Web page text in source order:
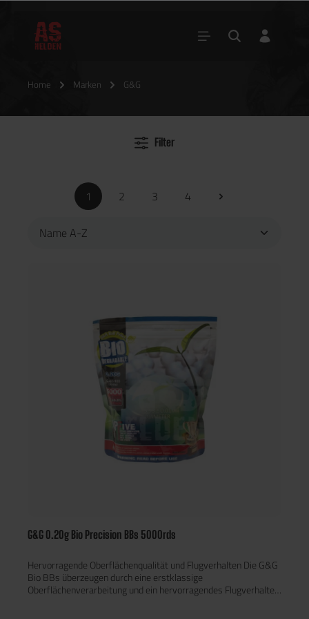
Home Marken G&G
Filter
1 2 3 4
G&G 0.20g Bio Precision BBs 5000rds
Hervorragende Oberflächenqualität und Flugverhalten Die G&G
Bio BBs überzeugen durch eine erstklassige
Oberflächenverarbeitung und ein hervorragendes Flugverhalten.